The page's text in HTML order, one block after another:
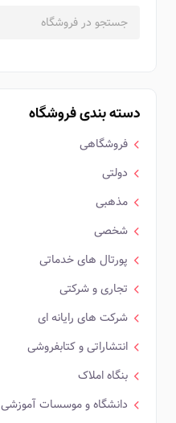
دسته بندی فروشگاه
فروشگاهی
دولتی
مذهبی
شخصی
پورتال های خدماتی
تجاری و شرکتی
شرکت های رایانه ای
انتشاراتی و کتابفروشی
بنگاه املاک
دانشگاه و موسسات آموزشی